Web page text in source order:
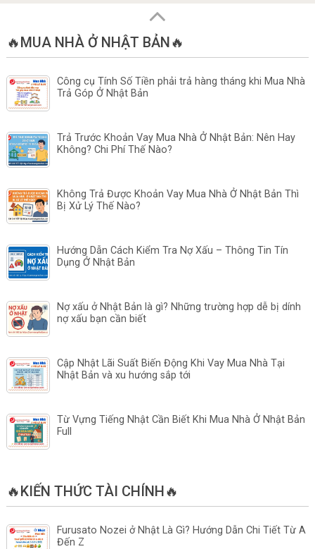
🔥MUA NHÀ Ở NHẬT BẢN🔥
Công cụ Tính Số Tiền phải trả hàng tháng khi Mua Nhà
Trả Góp Ở Nhật Bản
Trả Trước Khoản Vay Mua Nhà Ở Nhật Bản: Nên Hay
Không? Chi Phí Thế Nào?
Không Trả Được Khoản Vay Mua Nhà Ở Nhật Bản Thì
Bị Xử Lý Thế Nào?
Hướng Dẫn Cách Kiểm Tra Nợ Xấu – Thông Tin Tín
Dụng Ở Nhật Bản
Nợ xấu ở Nhật Bản là gì? Những trường hợp dễ bị dính
nợ xấu bạn cần biết
Cập Nhật Lãi Suất Biến Động Khi Vay Mua Nhà Tại
Nhật Bản và xu hướng sắp tới
Từ Vựng Tiếng Nhật Cần Biết Khi Mua Nhà Ở Nhật Bản
Full
🔥KIẾN THỨC TÀI CHÍNH🔥
Furusato Nozei ở Nhật Là Gì? Hướng Dẫn Chi Tiết Từ A
Đến Z